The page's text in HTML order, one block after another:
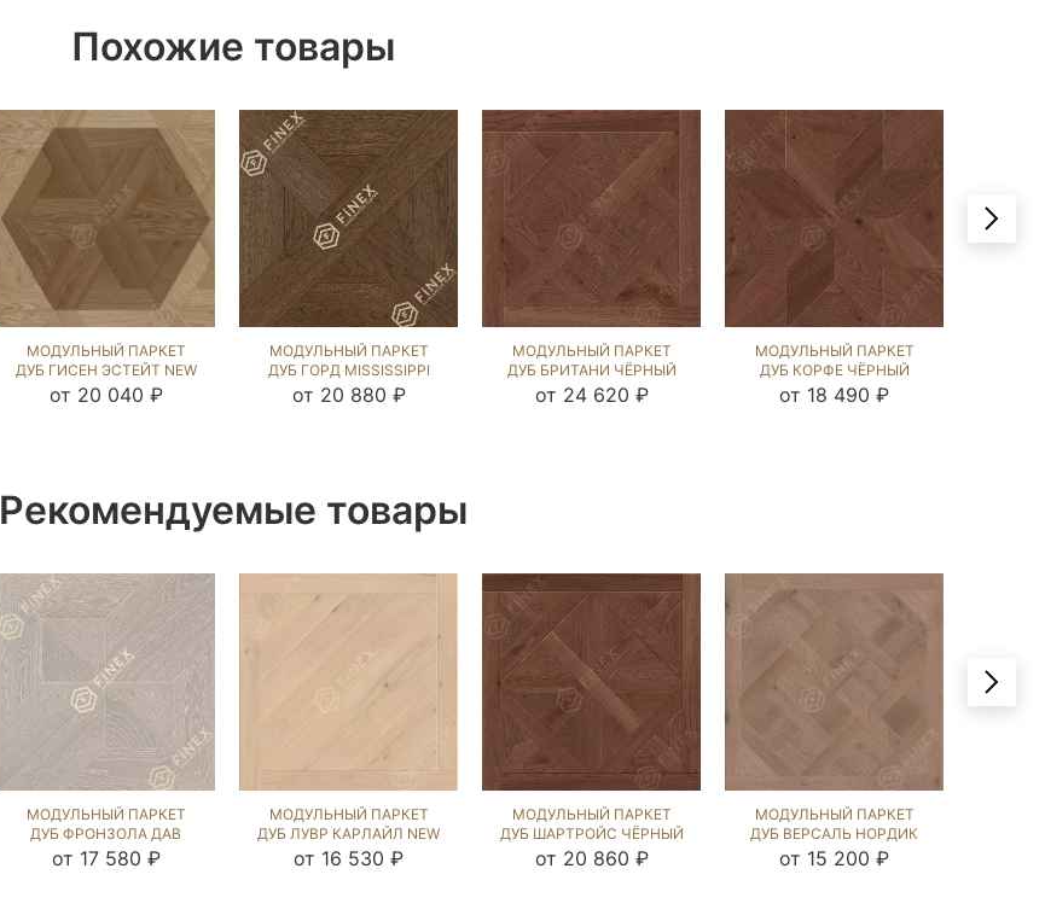
Похожие товары
МОДУЛЬНЫЙ ПАРКЕТ
ДУБ ГИСЕН ЭСТЕЙТ NEW
(BRUSHED) 122811
от 20 040 ₽
МОДУЛЬНЫЙ ПАРКЕТ
ДУБ ГОРД MISSISSIPPI
(BRUSHED) 121096
от 20 880 ₽
МОДУЛЬНЫЙ ПАРКЕТ
ДУБ БРИТАНИ ЧЁРНЫЙ
ОРЕХ (BRUSHED) 124248
от 24 620 ₽
МОДУЛЬНЫЙ ПАРКЕТ
ДУБ КОРФЕ ЧЁРНЫЙ
ОРЕХ (BRUSHED) 120894
от 18 490 ₽
Рекомендуемые товары
МОДУЛЬНЫЙ ПАРКЕТ
ДУБ ФРОНЗОЛА ДАВ
ГРЕЙ (BRUSHED) 121790
от 17 580 ₽
МОДУЛЬНЫЙ ПАРКЕТ
ДУБ ЛУВР КАРЛАЙЛ NEW
(BRUSHED) 124537
от 16 530 ₽
МОДУЛЬНЫЙ ПАРКЕТ
ДУБ ШАРТРОЙС ЧЁРНЫЙ
ОРЕХ (BRUSHED) 122037
от 20 860 ₽
МОДУЛЬНЫЙ ПАРКЕТ
ДУБ ВЕРСАЛЬ НОРДИК
NEW (BRUSHED) 120639
от 15 200 ₽